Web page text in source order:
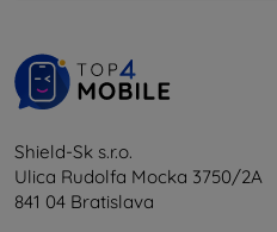
Shield-Sk s.r.o.
Ulica Rudolfa Mocka 3750/2A
841 04 Bratislava